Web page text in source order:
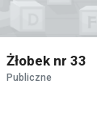
Żłobek nr 33
Publiczne